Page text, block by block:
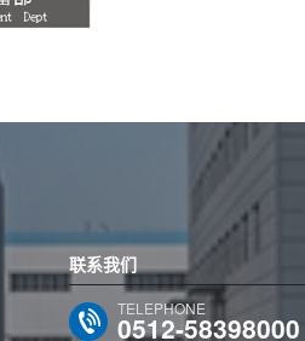
联系我们
TELEPHONE
0512-58398000